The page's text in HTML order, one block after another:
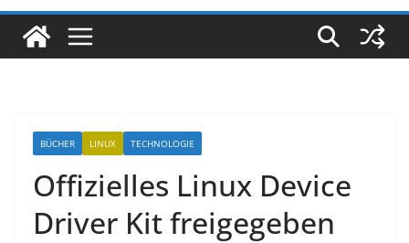
BÜCHER LINUX TECHNOLOGIE
Offizielles Linux Device
Driver Kit freigegeben